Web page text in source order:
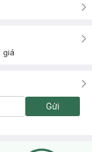
giá
Gửi